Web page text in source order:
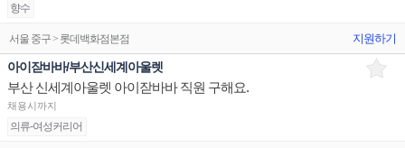
향수
서울 중구 > 롯데백화점본점 지원하기
아이잗바바/부산신세계아울렛
부산 신세계아울렛 아이잗바바 직원 구해요.
채용시까지
의류-여성커리어